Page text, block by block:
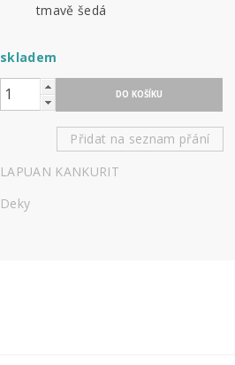
tmavě šedá
skladem
Přidat na seznam přání
LAPUAN KANKURIT
Deky